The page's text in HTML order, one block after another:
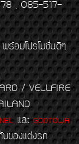
, 085-517-
ร้อมโปรโมชั่นดีๆ
/ VELLFIRE
และGODTOWA
บของแต่งรถ